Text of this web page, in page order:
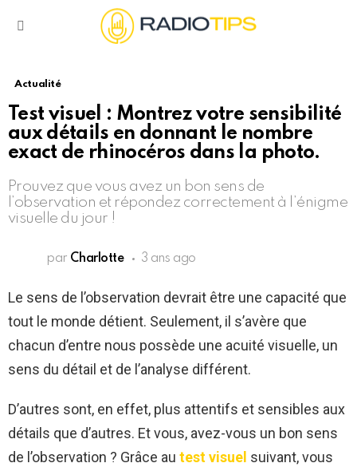
Actualité
Test visuel : Montrez votre sensibilité
aux détails en donnant le nombre
exact de rhinocéros dans la photo.
Prouvez que vous avez un bon sens de
l’observation et répondez correctement à l’énigme
visuelle du jour !
par Charlotte 3 ans ago
Le sens de l’observation devrait être une capacité que
tout le monde détient. Seulement, il s’avère que
chacun d’entre nous possède une acuité visuelle, un
sens du détail et de l’analyse différent.
D’autres sont, en effet, plus attentifs et sensibles aux
détails que d’autres. Et vous, avez-vous un bon sens
de l’observation ? Grâce au test visuel suivant, vous